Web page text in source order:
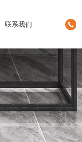
联系我们